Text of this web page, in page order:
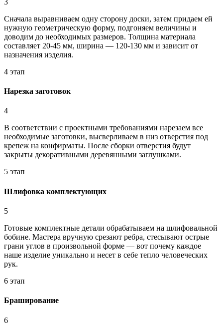
3
Сначала выравниваем одну сторону доски, затем придаем ей
нужную геометрическую форму, подгоняем величины и
доводим до необходимых размеров. Толщина материала
составляет 20-45 мм, ширина — 120-130 мм и зависит от
назначения изделия.
4 этап
Нарезка заготовок
4
В соответствии с проектными требованиями нарезаем все
необходимые заготовки, высверливаем в низ отверстия под
крепеж на конфирматы. После сборки отверстия будут
закрыты декоративными деревянными заглушками.
5 этап
Шлифовка комплектующих
5
Готовые комплектные детали обрабатываем на шлифовальной
бобине. Мастера вручную срезают ребра, стесывают острые
грани углов в произвольной форме — вот почему каждое
наше изделие уникально и несет в себе тепло человеческих
рук.
6 этап
Браширование
6